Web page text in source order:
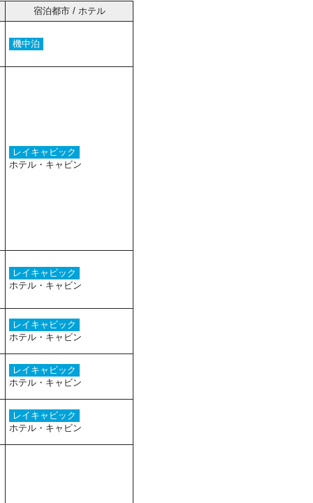
宿泊都市 / ホテル
機中泊
レイキャビック
ホテル・キャビン
レイキャビック
ホテル・キャビン
レイキャビック
ホテル・キャビン
レイキャビック
ホテル・キャビン
レイキャビック
ホテル・キャビン